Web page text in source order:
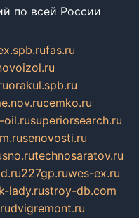
по всей России
fas.ru
orakul.spb.ru
cemko.ru
oil.rusuperiorsearch.ru
senovosti.ru
technosaratov.ru
227gp.ruwes-ex.ru
lady.rustroy-db.com
dvigremont.ru